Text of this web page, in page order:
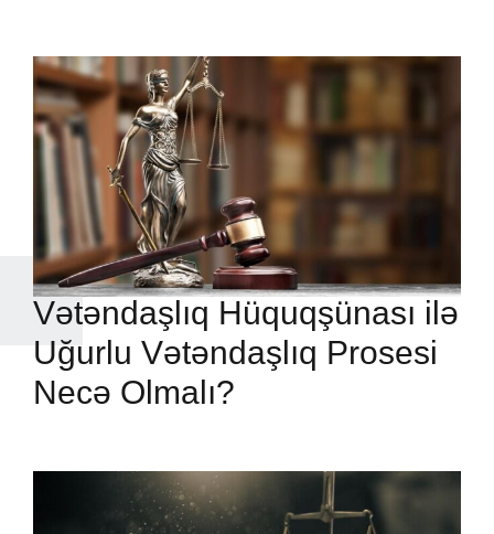
Vətəndaşlıq Hüquqşünası ilə
Uğurlu Vətəndaşlıq Prosesi
Necə Olmalı?